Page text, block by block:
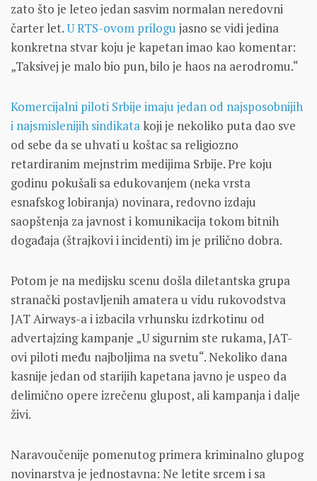
zato što je leteo jedan sasvim normalan neredovni
čarter let.U RTS-ovom prilogu jasno se vidi jedina
konkretna stvar koju je kapetan imao kao komentar:
„Taksivej je malo bio pun, bilo je haos na aerodromu.“
Komercijalni piloti Srbije imaju jedan od najsposobnijih
i najsmislenijih sindikatakoji je nekoliko puta dao sve
od sebe da se uhvati u koštac sa religiozno
retardiranim mejnstrim medijima Srbije. Pre koju
godinu pokušali sa edukovanjem (neka vrsta
esnafskog lobiranja) novinara, redovno izdaju
saopštenja za javnost i komunikacija tokom bitnih
događaja (štrajkovi i incidenti) im je prilično dobra.
Potom je na medijsku scenu došla diletantska grupa
stranački postavljenih amatera u vidu rukovodstva
JAT Airways-a i izbacila vrhunsku izdrkotinu od
advertajzing kampanje „U sigurnim ste rukama, JAT-
ovi piloti među najboljima na svetu“. Nekoliko dana
kasnije jedan od starijih kapetana javno je uspeo da
delimično opere izrečenu glupost, ali kampanja i dalje
živi.
Naravoučenije pomenutog primera kriminalno glupog
novinarstva je jednostavna: Ne letite srcem i sa